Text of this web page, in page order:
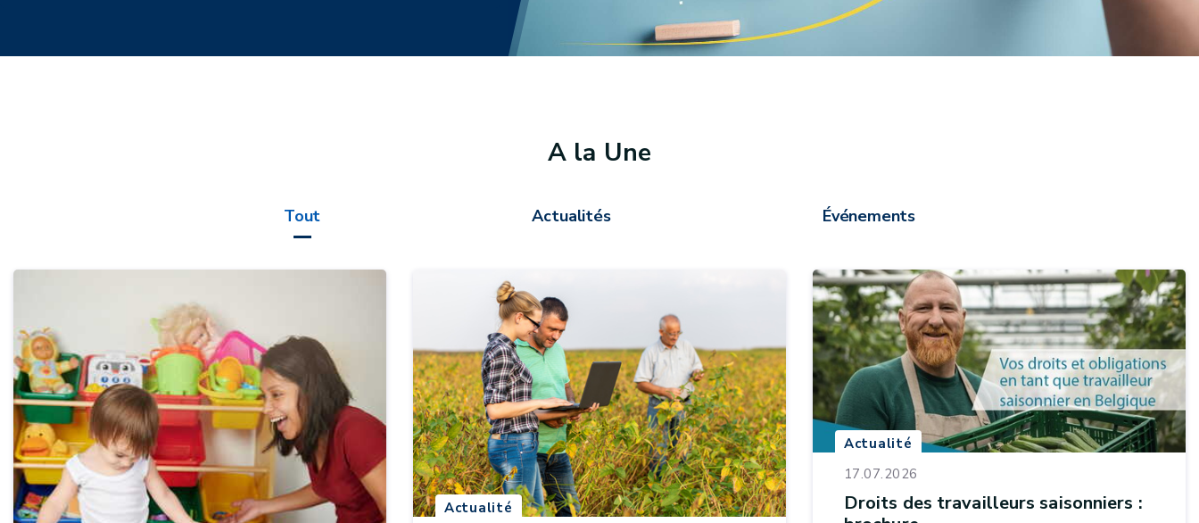
A la Une
Tout Actualités Événements
Actualité
Actualité
17.07.2026
Droits des travailleurs saisonniers :